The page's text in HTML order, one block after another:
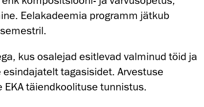
Eelakadeemia programm jätkub
kus osalejad esitlevad valminud töid ja
tagasisidet. Arvestuse
täiendkoolituse tunnistus.